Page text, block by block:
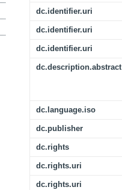
dc.identifier.uri
dc.identifier.uri
dc.identifier.uri
dc.description.abstract
dc.language.iso
dc.publisher
dc.rights
dc.rights.uri
dc.rights.uri